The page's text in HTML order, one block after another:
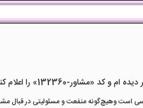
132360» را اعلام کنید»
است وهیچ‌گونه منفعت و مسئولیتی در قبال